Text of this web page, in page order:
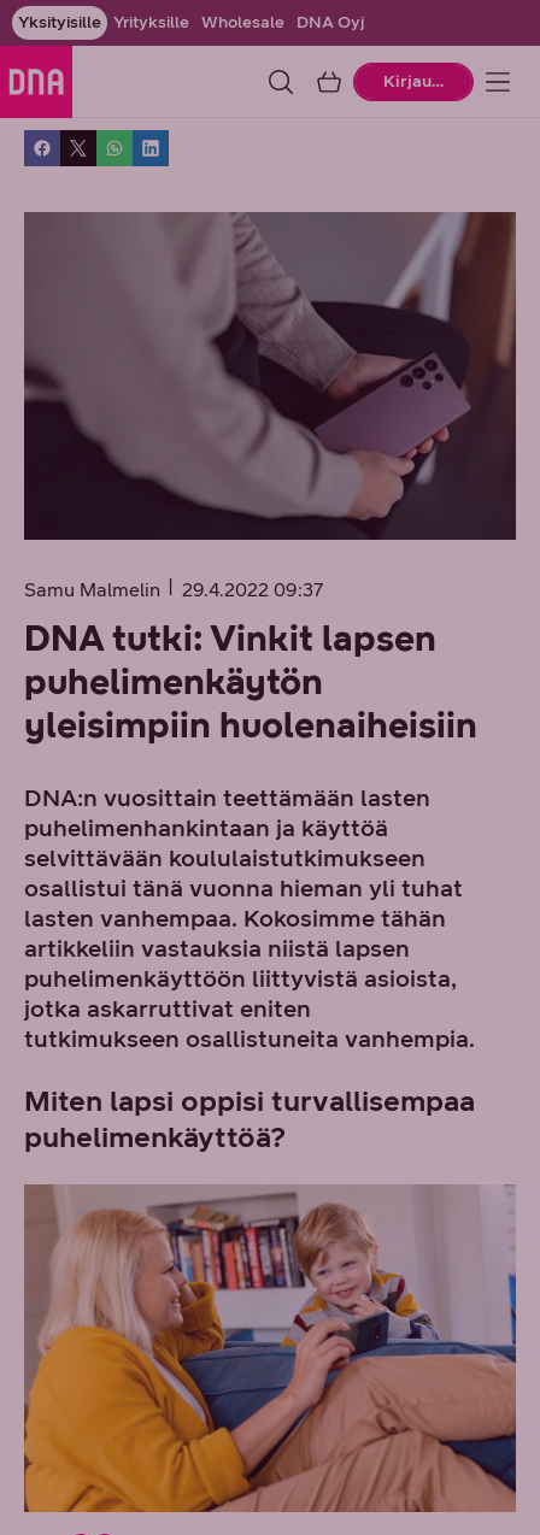
Yksityisille Yrityksille Wholesale DNA Oyj
OstoskoriKirjaudu
Samu Malmelin 29.4.2022 09:37
DNA tutki: Vinkit lapsen
puhelimenkäytön
yleisimpiin huolenaiheisiin
DNA:n vuosittain teettämään lasten
puhelimenhankintaan ja käyttöä
selvittävään koululaistutkimukseen
osallistui tänä vuonna hieman yli tuhat
lasten vanhempaa. Kokosimme tähän
artikkeliin vastauksia niistä lapsen
puhelimenkäyttöön liittyvistä asioista,
jotka askarruttivat eniten
tutkimukseen osallistuneita vanhempia.
Miten lapsi oppisi turvallisempaa
puhelimenkäyttöä?